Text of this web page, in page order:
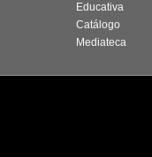
Educativa
Catálogo
Mediateca